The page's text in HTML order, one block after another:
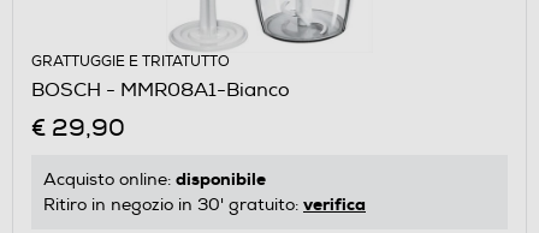
GRATTUGGIE E TRITATUTTO
BOSCH - MMR08A1-Bianco
€ 29,90
Acquisto online: disponibile
Ritiro in negozio in 30' gratuito: verifica